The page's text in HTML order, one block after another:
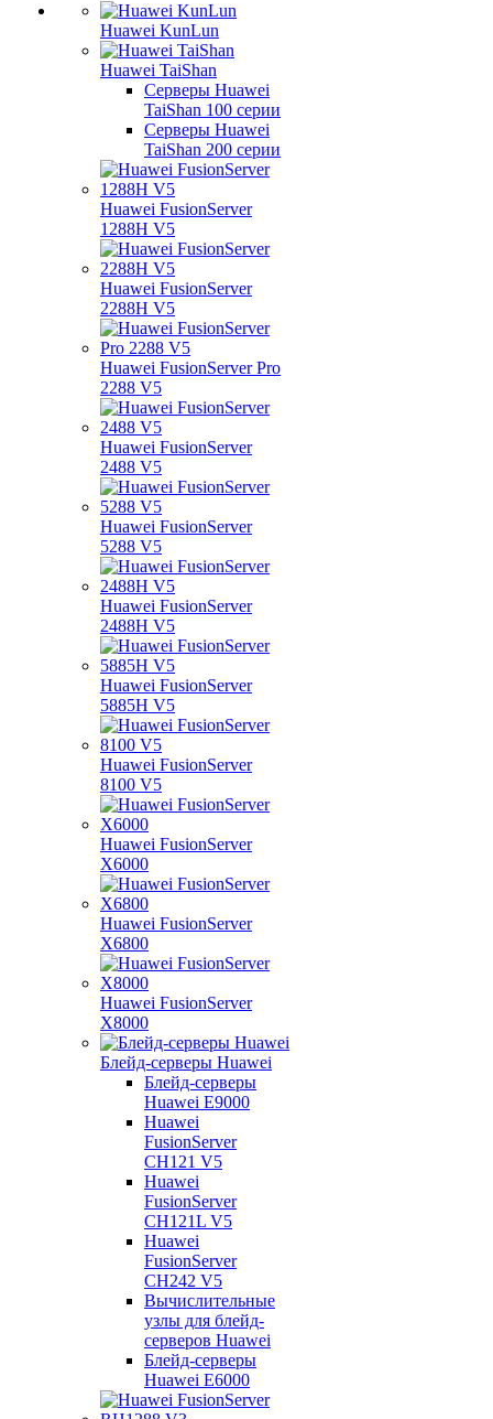
Huawei KunLun
Huawei TaiShan
Серверы Huawei
TaiShan 100 серии
Серверы Huawei
TaiShan 200 серии
Huawei FusionServer
1288H V5
Huawei FusionServer
2288H V5
Huawei FusionServer Pro
2288 V5
Huawei FusionServer
2488 V5
Huawei FusionServer
5288 V5
Huawei FusionServer
2488H V5
Huawei FusionServer
5885H V5
Huawei FusionServer
8100 V5
Huawei FusionServer
X6000
Huawei FusionServer
X6800
Huawei FusionServer
X8000
Блейд-серверы Huawei
Блейд-серверы
Huawei E9000
Huawei
FusionServer
CH121 V5
Huawei
FusionServer
CH121L V5
Huawei
FusionServer
CH242 V5
Вычислительные
узлы для блейд-
серверов Huawei
Блейд-серверы
Huawei E6000